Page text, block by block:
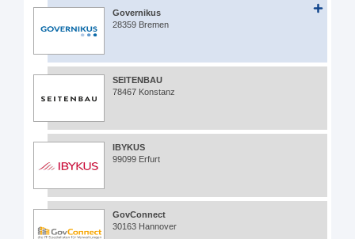
Governikus
28359 Bremen
SEITENBAU
78467 Konstanz
IBYKUS
99099 Erfurt
GovConnect
30163 Hannover